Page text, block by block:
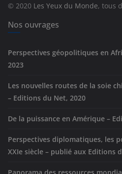
e
s
© 2020 Les Yeux du Monde, tous
Nos ouvrages
Perspectives géopolitiques en
2023
Les nouvelles routes de la soie
– Editions du Net, 2020
De la puissance en Amérique –
Perspectives diplomatiques, les
XXIe siècle – publié aux Editions
Panorama des ressources